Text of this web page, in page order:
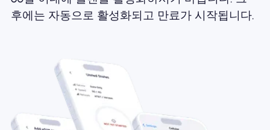
후에는 자동으로 활성화되고 만료가 시작됩니다.